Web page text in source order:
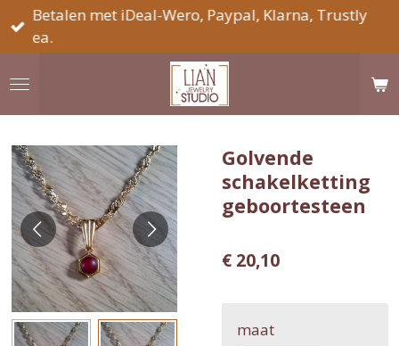
Ga
direct
de
Betalen met iDeal-Wero, Paypal, Klarna, Trustly
ea.
Golvende
schakelketting
geboortesteen
€ 20,10
maat